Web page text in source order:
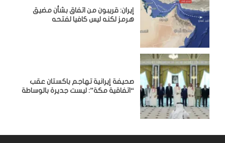
إيران: قريبون من اتفاق بشأن مضيق
هرمز لكنه ليس كافيا لفتحه
صحيفة إيرانية تهاجم باكستان عقب
“اتفاقية مكة”: ليست جديرة بالوساطة